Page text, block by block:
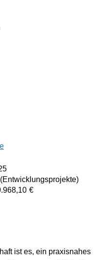
€
ist es, ein praxisnahes